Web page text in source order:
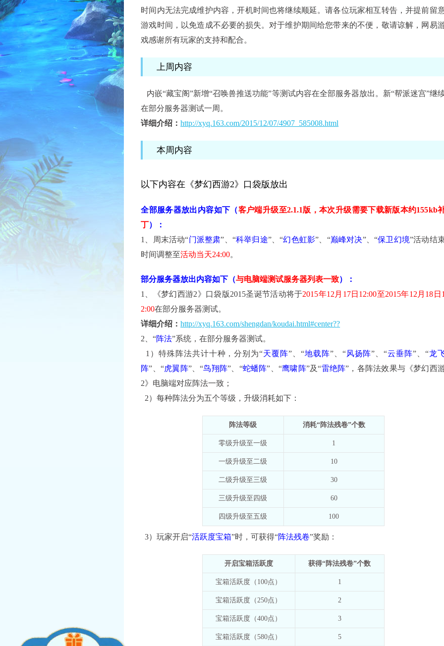
时间内无法完成维护内容，开机时间也将继续顺延。请各位玩家相互转告，并提前留
游戏时间，以免造成不必要的损失。对于维护期间给您带来的不便，敬请谅解，网易
戏感谢所有玩家的支持和配合。
上周内容
内嵌“藏宝阁”新增“召唤兽推送功能”等测试内容在全部服务器放出。 新“帮派迷宫”继
在部分服务器测试一周。
详细介绍：http://xyq.163.com/2015/12/07/4907_585008.html
本周内容
以下内容在《梦幻西游2》口袋版放出
全部服务器放出内容如下（客户端升级至2.1.1版，本次升级需要下载新版本约155kb
丁）：
1、
周末活动“门派整肃”、“科举归途”、“幻色虹影”、“巅峰对决”、“保卫幻境”活动结
时间调整至活动当天24:00。
部分服务器放出内容如下（与电脑端测试服务器列表一致）：
1、
《梦幻西游2》口袋版2015圣诞节活动将于2015年12月17日12:00至2015年12月18日
2:00在部分服务器测试。
详细介绍：http://xyq.163.com/shengdan/koudai.html#center??
2、“阵法”系统，在部分服务器测试。
1）特殊阵法共计十种，分别为“天覆阵”、“地载阵”、“风扬阵”、“云垂阵”、“龙
阵”、“虎翼阵”、“鸟翔阵”、“蛇蟠阵”、“鹰啸阵”及“雷绝阵”，各阵法效果与《梦幻西
2》电脑端对应阵法一致；
2）每种阵法分为五个等级，升级消耗如下：
阵法等级 消耗“阵法残卷”个数
零级升级至一级 1
一级升级至二级 10
二级升级至三级 30
三级升级至四级 60
四级升级至五级 100
3）玩家开启“活跃度宝箱”时，可获得“阵法残卷”奖励：
开启宝箱活跃度 获得“阵法残卷”个数
宝箱活跃度（100点） 1
宝箱活跃度（250点） 2
宝箱活跃度（400点） 3
宝箱活跃度（580点） 5